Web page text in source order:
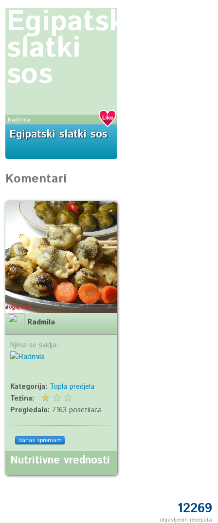
Egipatski
slatki
sos
Radmila
Egipatski slatki sos
Komentari
Radmila
Njima se svidja:
Kategorija: Topla predjela
Težina:
Pregledalo: 7163 posetilaca
danas spremam
Nutritivne vrednosti
12269
objavljenih recepata